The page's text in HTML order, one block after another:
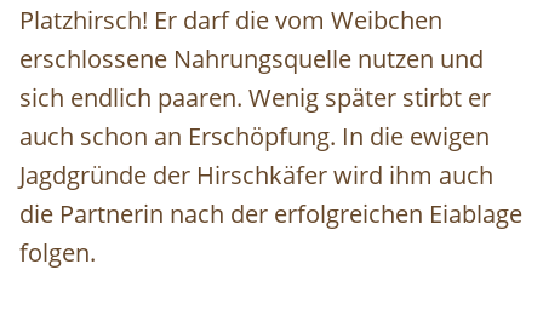
Platzhirsch! Er darf die vom Weibchen
erschlossene Nahrungsquelle nutzen und
sich endlich paaren. Wenig später stirbt er
auch schon an Erschöpfung. In die ewigen
Jagdgründe der Hirschkäfer wird ihm auch
die Partnerin nach der erfolgreichen Eiablage
folgen.